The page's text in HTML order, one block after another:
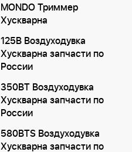
MONDO Триммер
Хускварна
125B Воздуходувка
Хускварна запчасти по
России
350BT Воздуходувка
Хускварна запчасти по
России
580BTS Воздуходувка
Хускварна запчасти по